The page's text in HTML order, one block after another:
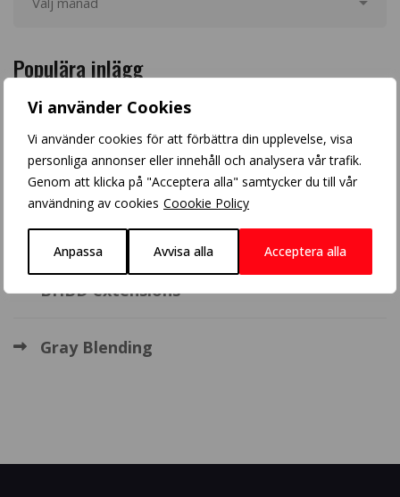
Vi använder Cookies
Vi använder cookies för att förbättra din upplevelse, visa
personliga annonser eller innehåll och analysera vår trafik.
Genom att klicka på "Acceptera alla" samtycker du till vår
användning av cookies Coookie Policy
Anpassa Avvisa alla Acceptera alla
Populära inlägg
Blonde balayage
Crazy Color
Balayage
BHBD extensions
Gray Blending